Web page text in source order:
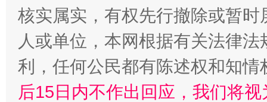
核实属实，有权先行撤除或暂
人或单位，本网根据有关法律
利，任何公民都有陈述权和知情
后15日内不作出回应，我们将